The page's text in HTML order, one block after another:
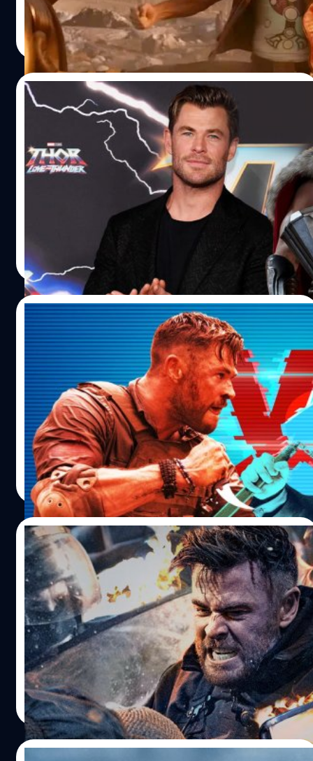
ปรีดี ฤกษ์วลีกุล | 1159 days ago
Read More
04/06/2023
Chris Hemsworth เผยเหตุผลเดียวที่จะทำให้
เขากลับมารับบทเป็น ‘Thor’ ในภาคต่อไป
คริส เฮมส์เวิร์ธ (Chris Hemsworth) ผู้รับบทเป็น ธอร์ ในจักร
วาลมาร์เวล (Marvel) เผยว่าเขาจะกลับมารับบทเป็น 'เทพเจ้า
สายฟ้า' หรือ 'ธอร์' โดยมีเงื่อนไขเพียงอย่างเดียวเท่านั้น ซึ่งใน
ขณะนี้ยังไม่มีรายงานที่ชัดเจนแต่อย่างใดว่าคนดูจะได้เห็นเฮ
มส์เวิร์ธรับบทเป็นธอร์อีกครั้ง โดยในช่วงก่อนหน้านี้เฮมส์เวิร์ธมี
เหตุผลจำเป็นส่วนตัวที่ทำให้เขาตัดสินใจพักงานการแสดงไป
เนื่องจากเขาได้พบว่ามีความเสี่ยงและแนวโน้มที่จะเป็นโรคอัล
ไซเมอร์ ในขณะที่ถ่ายทำซีรีส์สารคดีเรื่อง 'Limitless With
Chris Hemsworth' ซึ่งนี่ก็เป็นหนึ่งในเหตุผลที่ทำให้คนดูจึงไม่
ค่อยได้เห็นผลงานการแสดงของเขามากนักในช่วงที่ผ่านมา
เมื่อเร็ว ๆ นี้เฮมส์เวิร์ธได้ให้สัมภาษณ์กับทาง AccionCine และ
ได้แชร์เรื่องราวถึงสิ่งที่จะทำให้เขากลับมาสวมชุดรับบทเป็นธ
อร์อีกครั้ง “ตอนนี้ผมยังไม่รู้เลย เหมือนอย่างที่ผมเคยพูดไป
แล้วว่าทุกอย่างมันขึ้นอยู่กับประเภทของเรื่องราว มันต้องเป็น
อะไรที่พิเศษและไม่เหมือนใคร สิ่งที่ผมไม่ต้องการก็คือการ
แสดงหรือทำอะไรแบบเดิม ๆ กับตัวละครไปจนจบ จนกระทั่ง
ทำให้ผู้ชมรู้สึกเซ็ง รู้สึกเหนื่อยล้า แต่ถ้าเรื่องราวมันมีความตื่น
เต้นมากขึ้นเมื่อไหร่ ผมก็ยินดีที่จะกลับมาอยู่เสมอ" เฮมส์เวิร์ธ
เล่าต่อว่า “ถ้ามันมีเรื่องราวใหม่ ๆ มันต้องเป็นอะไรที่พิเศษมาก
แน่ ๆ ผมมั่นใจว่ามันยังมีเรื่องที่น่าตื่นเต้นให้เล่า จนทำให้ผู้ชม
นั้นยอมรอเพื่อจะได้ดูเรื่องราวเหล่านั้น” ซึ่งในอนาคตเฮมส์เวิร์
ธนั้นจะกลับมารับบทเป็น ธอร์ อีกครั้ง และจะกลับมาร่วมงาน
กับทางมาร์เวลอีกหรือไม่ คงต้องรอติดตามกันต่อไป และหาก
ใครที่อยากติดตามผลงานการแสดงของเฮมส์เวิร์ธ เร็ว ๆ นี้ เขา
จะมีผลงานภาพยนตร์เรื่อง 'Extraction…
สรัลชนา บุญชูกุศล| 1162 days ago
Read More
31/05/2023
ผู้กำกับ Extraction คุยข่ม ถ้าสู้กันตัวต่อตัว
Tyler Rake จะชนะ John Wick
Extraction ภาพยนตร์แอ็กชันฟอร์มใหญ่ที่ภาคแรกสตรีมมิง
ไปทาง Netflix เมื่อปี 2020 ได้ คริส เฮมส์เวิร์ธ (Chris
Hemsworth) มารับบทเป็น ไทเลอร์ เรก ทหารรับจ้างที่นำทีม
ปฏิบัติภารกิจสุดอันตราย หลังจากที่หนังภาคแรกประสบ
ความสำเร็จ ทาง Netflix จึงไฟเขียวให้ผู้กำกับ แซม ฮาร์เกรฟ
(Sam Hargrave) สานต่อภาค 2 ทันที ซึ่งในภาคนี้ ไทเลอร์ เรก
จะไปช่วยเหลือเป้าหมายของเขาในยุโรปตะวันออก และในภาค
นี้หนังน่าจะได้ทุนสร้างที่สูงขึ้น ฉากแอ็กชันยกระดับให้อลังการ
มากขึ้น
สุชยา เกษจำรัส| 1166 days ago
Read More
25/05/2023
Chris Hemsworth บอกว่า ฉากต่อสู้ในคุกใน
Extraction 2 เป็นงานหนักหนาสาหัสที่สุดที่เขา
เคยทำมา
เมื่อปีที่แล้ว คริส เฮมส์เวิร์ธ (Chris Hemsworth) เขาจะขอ
หยุดพักงานแสดงสักพักหนึ่ง หลังตรวจพบว่าเขามีความเสี่ยง
สูงที่จะเป็นอัลไซเมอร์ ถึงตอนนี้ดูเหมือนว่าช่วงพักเบรกของเขา
จะสิ้นสุดลงแล้ว และกลับมาประเดิมงานถ่ายทำใน
"Extraction 2" สำหรับใครที่เคยดูภาคไปแล้ว ต่างก็รู้กันดีว่านี่
คือหนังแอ็กชันสุดอลังการ แถมภาคแรกนั้นยังครองสถิติ หนัง
ครองสถิติเปิดตัวด้วยอดรับชมสูงที่สุดในเดือนเมษายน 2020
แต่ภาคนี้ แซม ฮาร์เกรฟ (Sam Hargrave) ยังคุยอวดไว้อีกว่า
"จะมีฉากแอ็กชันอย่างน้อยมากขึ้นเป็น 2 เท่าจากภาคแรก"
สุชยา เกษจำรัส | 1172 days ago
Read More